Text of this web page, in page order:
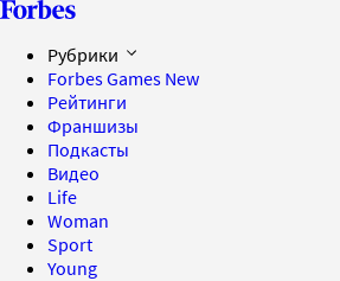
Рубрики
Forbes Games New
Рейтинги
Франшизы
Подкасты
Видео
Life
Woman
Sport
Young